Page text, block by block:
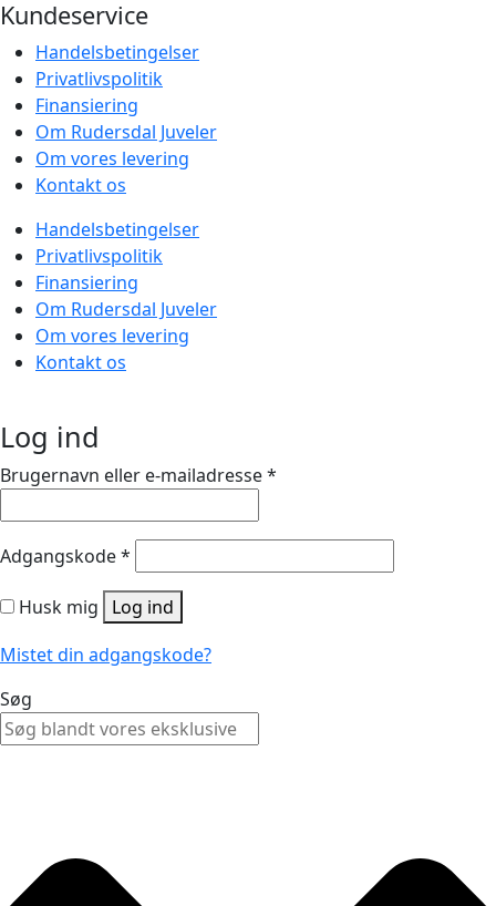
Kundeservice
Handelsbetingelser
Privatlivspolitik
Finansiering
Om Rudersdal Juveler
Om vores levering
Kontakt os
Handelsbetingelser
Privatlivspolitik
Finansiering
Om Rudersdal Juveler
Om vores levering
Kontakt os
Log ind
Brugernavn eller e-mailadresse*
Adgangskode*
Husk mig
Log ind
Mistet din adgangskode?
Søg